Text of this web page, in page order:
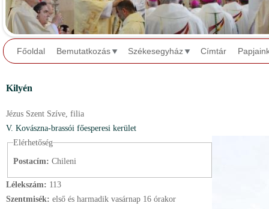
Főoldal Bemutatkozás Székesegyház Címtár
Kilyén
Jézus Szent Szíve, filia
V. Kovászna-brassói főesperesi kerület
Elérhetőség
Postacím: Chileni
Lélekszám: 113
Szentmisék: első és harmadik vasárnap 16 órakor